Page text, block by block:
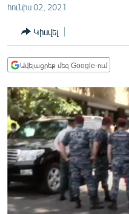
ԻՐԱՎՈՒՆՔ
ՀԱՍԱՐԱԿՈՒԹՅՈՒՆ
ՏՆՏԵՍՈՒԹՅՈՒՆ
ՊԱՏԵՐԱԶՄԻ 6
ՏԱՐԱԾԱՇՐՋԱՆ
ՄԻՋԱԶԳԱՅԻՆ
ՄՇԱԿՈՒՅԹ
ՍՊՈՐՏ
հունիս 02, 2021
Կիսվել
Ավելացրեք մեզ Google-ում